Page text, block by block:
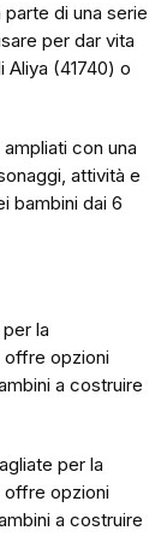
di una serie
per dar vita
(41740) o
con una
attività e
bambini dai 6
la
offre opzioni
a costruire
per la
offre opzioni
a costruire